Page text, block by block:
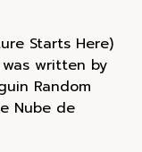
Starts Here)
written by
Random
Nube de